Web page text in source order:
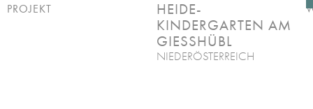
PROJEKT
HEIDE-
KINDERGARTEN AM
GIESSHÜBL
NIEDERÖSTERREICH